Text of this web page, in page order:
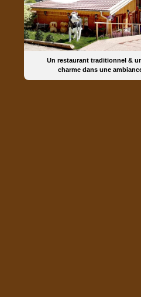
Un restaurant traditionnel &
charme dans une